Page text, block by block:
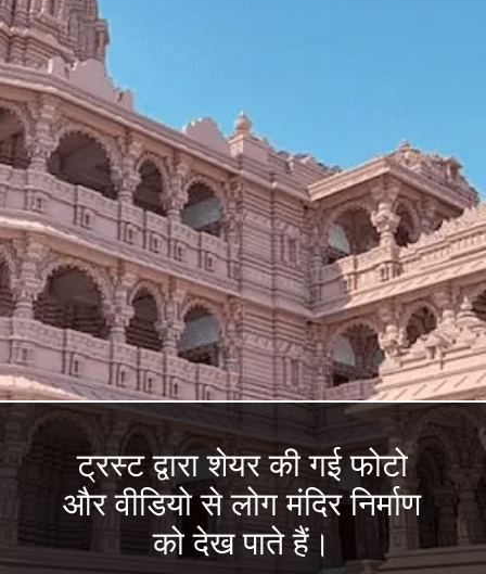
ट्रस्ट द्वारा शेयर की गई फोटो
और वीडियो से लोग मंदिर निर्माण
को देख पाते हैं।